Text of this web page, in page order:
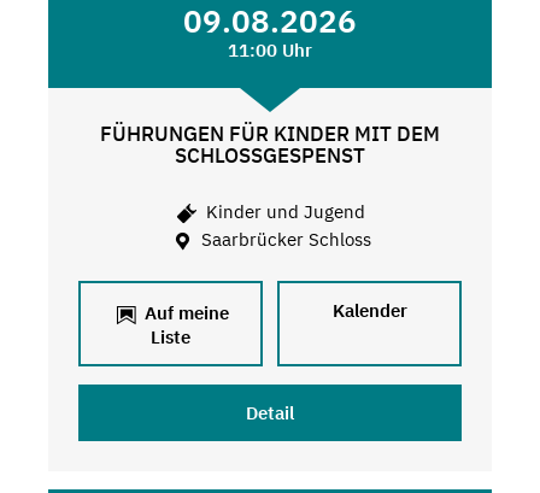
09.08.2026
11:00 Uhr
FÜHRUNGEN FÜR KINDER MIT DEM
SCHLOSSGESPENST
Kinder und Jugend
Saarbrücker Schloss
Auf meine
Liste
Kalender
Detail